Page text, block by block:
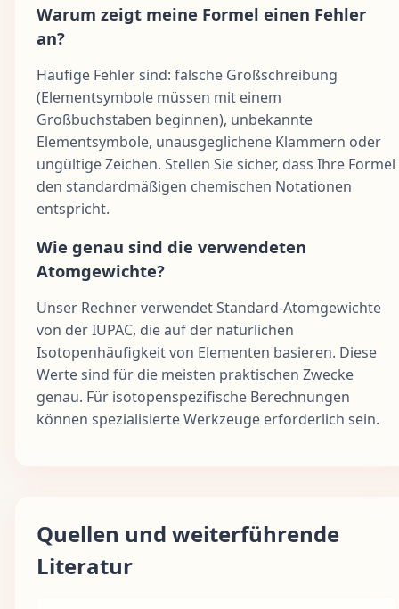
Warum zeigt meine Formel einen Fehler
an?
Häufige Fehler sind: falsche Großschreibung
(Elementsymbole müssen mit einem
Großbuchstaben beginnen), unbekannte
Elementsymbole, unausgeglichene Klammern oder
ungültige Zeichen. Stellen Sie sicher, dass Ihre Formel
den standardmäßigen chemischen Notationen
entspricht.
Wie genau sind die verwendeten
Atomgewichte?
Unser Rechner verwendet Standard-Atomgewichte
von der IUPAC, die auf der natürlichen
Isotopenhäufigkeit von Elementen basieren. Diese
Werte sind für die meisten praktischen Zwecke
genau. Für isotopenspezifische Berechnungen
können spezialisierte Werkzeuge erforderlich sein.
Quellen und weiterführende
Literatur